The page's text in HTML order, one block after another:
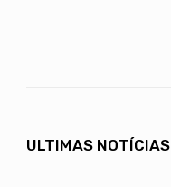
ULTIMAS NOTÍCIAS